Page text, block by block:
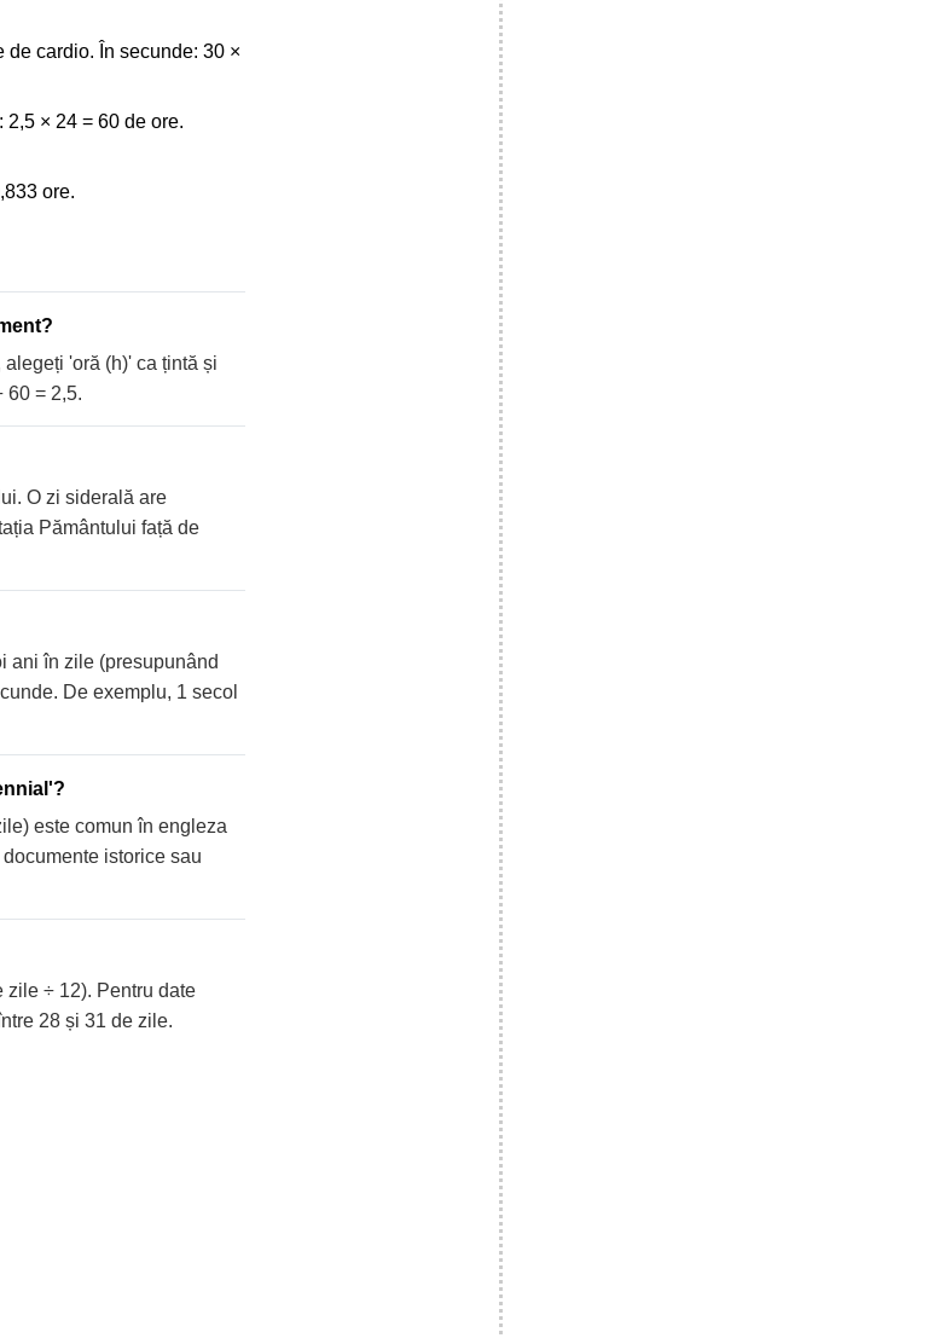
de cardio. În secunde: 30 ×
2,5 × 24 = 60 de ore.
ore.
'oră (h)' ca țintă și
60 = 2,5.
O zi siderală are
Pământului față de
ani în zile (presupunând
De exemplu, 1 secol
este comun în engleza
istorice sau
÷ 12). Pentru date
28 și 31 de zile.